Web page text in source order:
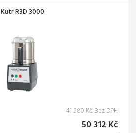
Kutr R3D 3000
41 580 Kč Bez DPH
50 312 Kč